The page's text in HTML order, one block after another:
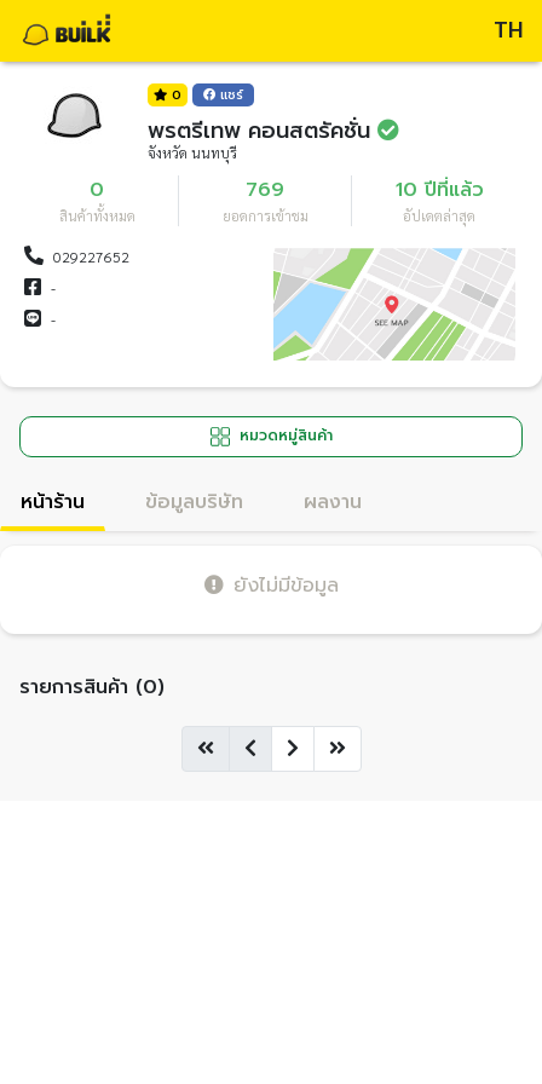
TH
0 แชร์
พรตรีเทพ คอนสตรัคชั่น
จังหวัด นนทบุรี
0
สินค้าทั้งหมด
769
ยอดการเข้าชม
10 ปีที่แล้ว
อัปเดตล่าสุด
029227652
-
-
หมวดหมู่สินค้า
หน้าร้าน ข้อมูลบริษัท ผลงาน
ยังไม่มีข้อมูล
รายการสินค้า (0)